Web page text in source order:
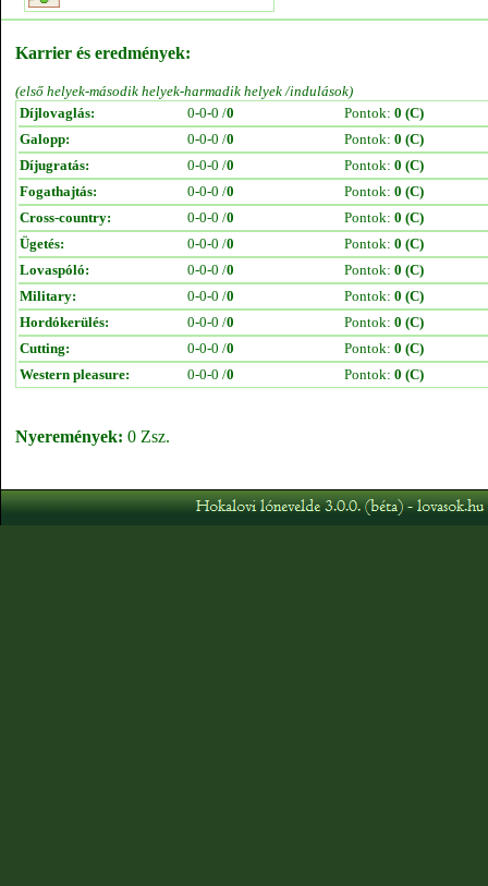
Karrier és eredmények:
(első helyek-második helyek-harmadik helyek /indulások)
Díjlovaglás:
0-0-0 /0 Pontok: 0 (C)
Galopp:
0-0-0 /0 Pontok: 0 (C)
Díjugratás:
0-0-0 /0 Pontok: 0 (C)
Fogathajtás:
0-0-0 /0 Pontok: 0 (C)
Cross-country:
0-0-0 /0 Pontok: 0 (C)
Ügetés:
0-0-0 /0 Pontok: 0 (C)
Lovaspóló:
0-0-0 /0 Pontok: 0 (C)
Military:
0-0-0 /0 Pontok: 0 (C)
Hordókerülés:
0-0-0 /0 Pontok: 0 (C)
Cutting:
0-0-0 /0 Pontok: 0 (C)
Western pleasure:
0-0-0 /0 Pontok: 0 (C)
Nyeremények: 0 Zsz.